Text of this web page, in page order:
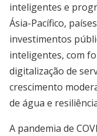
inteligentes e
Ásia-Pacífico,
investimentos
inteligentes, com
digitalização de
crescimento
de água e
A pandemia de